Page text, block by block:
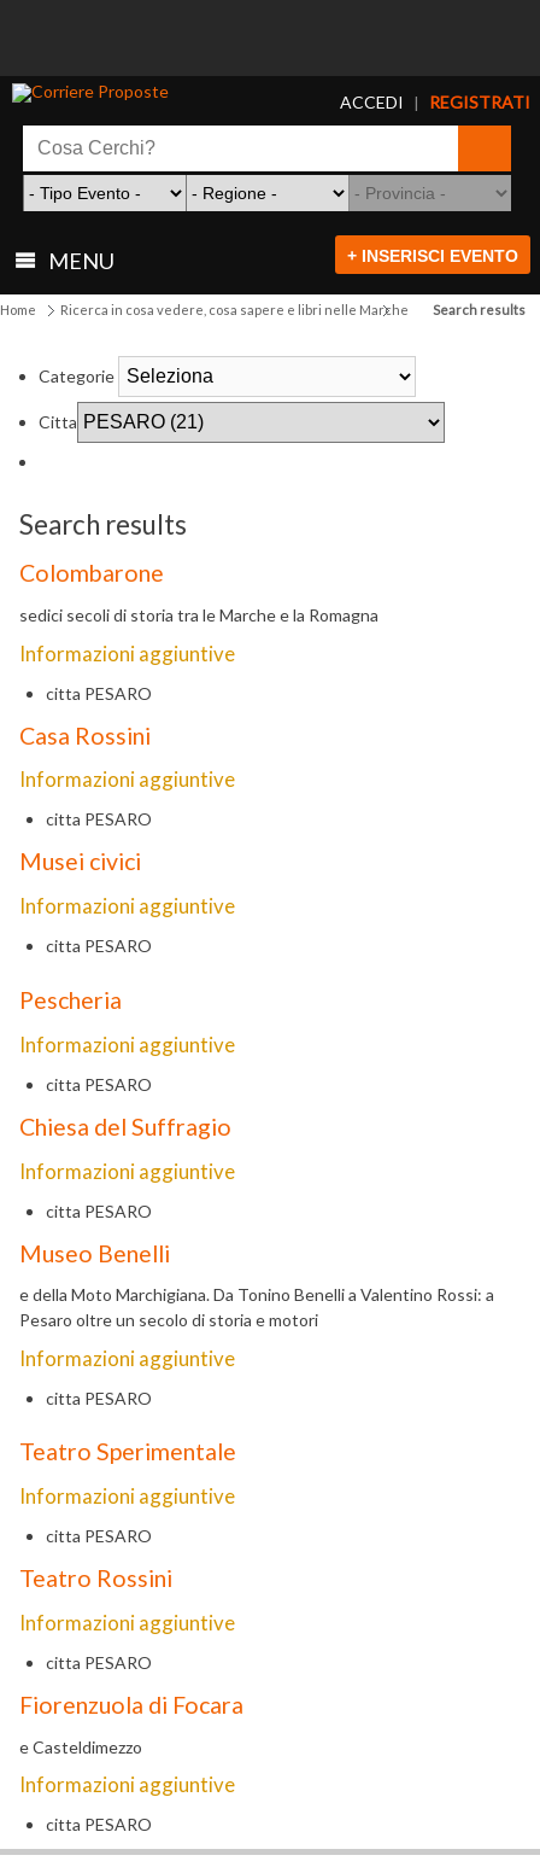
ACCEDI | REGISTRATI
MENU + INSERISCI EVENTO
Home Ricerca in cosa vedere, cosa sapere e libri nelle Marche Search results
Categorie
Citta
Search results
Colombarone
sedici secoli di storia tra le Marche e la Romagna
Informazioni aggiuntive
citta PESARO
Casa Rossini
Informazioni aggiuntive
citta PESARO
Musei civici
Informazioni aggiuntive
citta PESARO
Pescheria
Informazioni aggiuntive
citta PESARO
Chiesa del Suffragio
Informazioni aggiuntive
citta PESARO
Museo Benelli
e della Moto Marchigiana. Da Tonino Benelli a Valentino Rossi: a
Pesaro oltre un secolo di storia e motori
Informazioni aggiuntive
citta PESARO
Teatro Sperimentale
Informazioni aggiuntive
citta PESARO
Teatro Rossini
Informazioni aggiuntive
citta PESARO
Fiorenzuola di Focara
e Casteldimezzo
Informazioni aggiuntive
citta PESARO